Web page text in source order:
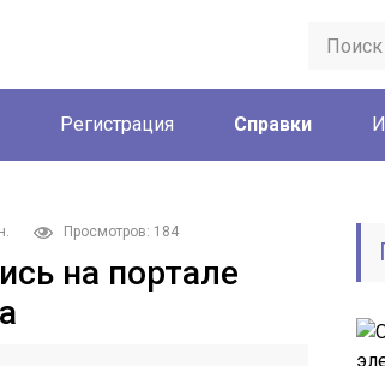
Регистрация Справки
Просмотров: 184
на портале